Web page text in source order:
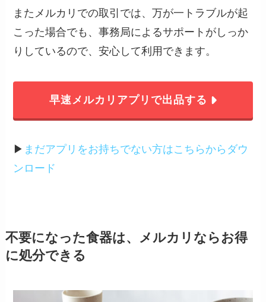
またメルカリでの取引では、万が一トラブルが起
こった場合でも、事務局によるサポートがしっか
りしているので、安心して利用できます。
早速メルカリアプリで出品する
▶︎ まだアプリをお持ちでない方はこちらからダウ
ンロード
不要になった食器は、メルカリならお得
に処分できる